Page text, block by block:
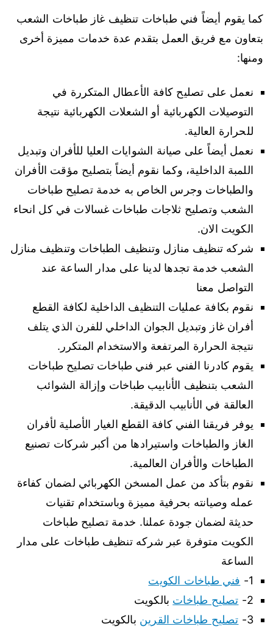
كما يقوم أيضاً فني طباخات تنظيف غاز طباخات الشعب
بتعاون مع فريق العمل بتقدم عدة خدمات مميزة أخرى
ومنها:
نعمل على تصليح كافة الأعطال المتكررة في
التوصيلات الكهربائية أو الشعلات الكهربائية نتيجة
للحرارة العالية.
نعمل أيضاً على صيانة الشوايات العليا للأفران وتبديل
اللمبة الداخلية، وكما نقوم أيضاً بتصليح مؤقت الأفران
والطباخات وجرس الخاص به خدمة تصليح طباخات
الشعب وتصليح ثلاجات طباخات غسالات في كل انحاء
الكويت الان.
شركه تنظيف منازل وتنظيف الطباخات وتنظيف منازل
الشعب خدمة تجدها لدينا على مدار الساعة عند
التواصل معنا
نقوم بكافة عمليات التنظيف الداخلية لكافة القطع
أفران غاز وتبديل الجوان الداخلي للفرن الذي يتلف
نتيجة الحرارة المرتفعة والاستخدام المتكرر.
يقوم كادرنا الفني عبر فني طباخات تصليح طباخات
الشعب بتنظيف الأنابيب طباخات وإزالة الشوائب
العالقة في الأنابيب الدقيقة.
يوفر فريقنا الفني كافة القطع الغيار الأصلية لأفران
الغاز والطباخات واستيرادها من أكبر شركات تصنيع
الطباخات والأفران العالمية.
نقوم بتأكد من عمل المسخن الكهربائي لضمان كفاءة
عمله وصيانته بحرفية مميزة وباستخدام تقنيات
حديثة لضمان جودة عملنا. خدمة تصليح طباخات
الكويت متوفرة عبر شركه تنظيف طباخات على مدار
الساعة
1-
فني طباخات الكويت
2-
تصليح طباخات بالكويت
3-
تصليح طباخات القرين بالكويت